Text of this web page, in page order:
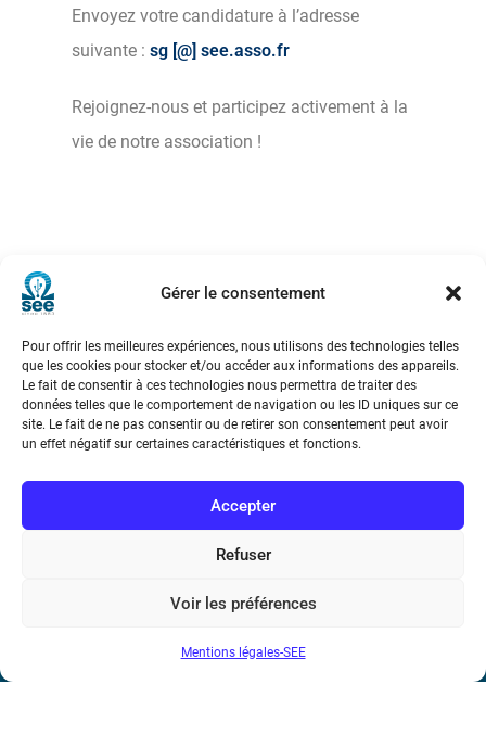
Gérer le consentement
Pour offrir les meilleures expériences, nous utilisons des technologies telles
que les cookies pour stocker et/ou accéder aux informations des appareils.
Le fait de consentir à ces technologies nous permettra de traiter des
données telles que le comportement de navigation ou les ID uniques sur ce
site. Le fait de ne pas consentir ou de retirer son consentement peut avoir
un effet négatif sur certaines caractéristiques et fonctions.
Accepter
Refuser
Voir les préférences
Mentions légales-SEE
Envoyez votre candidature à l’adresse
suivante : sg [@] see.asso.fr
Rejoignez-nous et participez activement à la
vie de notre association !
Bicentenaire des découvertes d’André-
Société de l’Electricité, de l’Electronique et des Technologies
de l’Information et de la Communication
17 rue de l’Amiral Hamelin75116 Paris
communautaire : FR44 785 393 232